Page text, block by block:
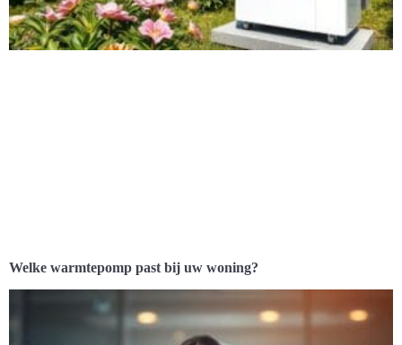
Welke warmtepomp past bij uw woning?